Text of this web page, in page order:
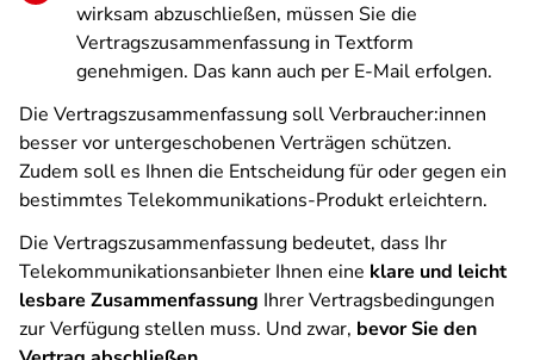
wirksam abzuschließen, müssen Sie die
Vertragszusammenfassung in Textform
genehmigen. Das kann auch per E-Mail erfolgen.
Die Vertragszusammenfassung soll Verbraucher:innen
besser vor untergeschobenen Verträgen schützen.
Zudem soll es Ihnen die Entscheidung für oder gegen ein
bestimmtes Telekommunikations-Produkt erleichtern.
Die Vertragszusammenfassung bedeutet, dass Ihr
Telekommunikationsanbieter Ihnen eine klare und leicht
lesbare Zusammenfassung Ihrer Vertragsbedingungen
zur Verfügung stellen muss. Und zwar, bevor Sie den